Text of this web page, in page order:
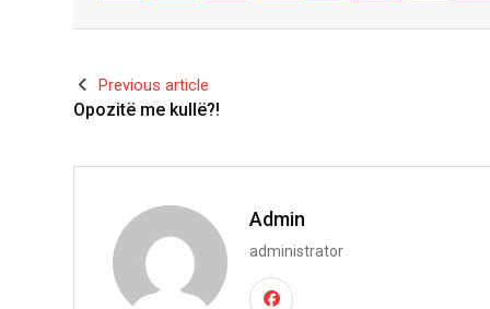
Previous article
Opozitë me kullë?!
Admin
administrator